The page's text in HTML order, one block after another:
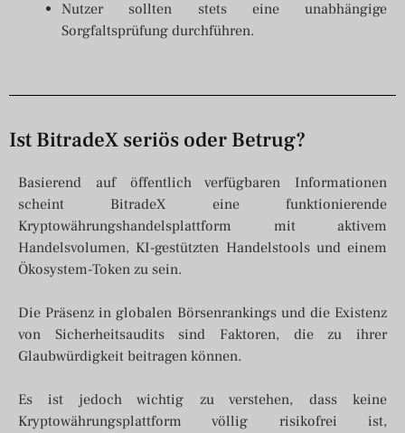
Nutzer sollten stets eine unabhängige
Sorgfaltsprüfung durchführen.
Ist BitradeX seriös oder Betrug?
Basierend auf öffentlich verfügbaren Informationen
scheint BitradeX eine funktionierende
Kryptowährungshandelsplattform mit aktivem
Handelsvolumen, KI-gestützten Handelstools und einem
Ökosystem-Token zu sein.
Die Präsenz in globalen Börsenrankings und die Existenz
von Sicherheitsaudits sind Faktoren, die zu ihrer
Glaubwürdigkeit beitragen können.
Es ist jedoch wichtig zu verstehen, dass keine
Kryptowährungsplattform völlig risikofrei ist,